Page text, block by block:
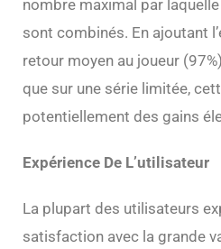
nombre maximal par
sont combinés. En ajoutant
retour moyen au joueur
que sur une série limitée,
potentiellement des gains
Expérience De L’utilisateur
La plupart des utilisateurs
satisfaction avec la grande